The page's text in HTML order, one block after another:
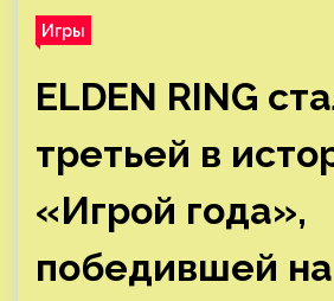
Игры
ELDEN RING
третьей в
«Игрой года»,
победившей на